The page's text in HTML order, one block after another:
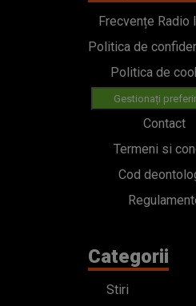
Frecvențe Radio
Politica de
Politica de
Gestionați
Contact
Termeni si
Cod
Categorii
Stiri